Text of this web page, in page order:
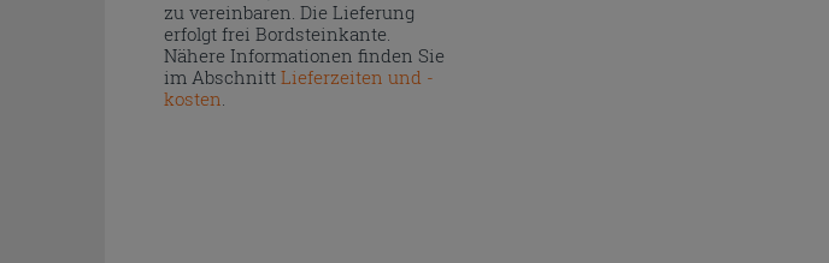
zu vereinbaren. Die Lieferung
erfolgt frei Bordsteinkante.
Nähere Informationen finden Sie
im Abschnitt Lieferzeiten und -
kosten